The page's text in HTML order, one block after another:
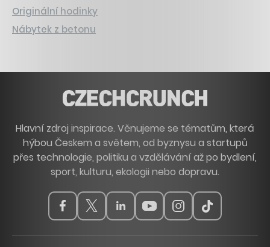
Originální hodinky
Nábytek z betonu
Hlavní zdroj inspirace. Věnujeme se tématům, která
hýbou Českem a světem, od byznysu a startupů
přes technologie, politiku a vzdělávání až po bydlení,
sport, kulturu, ekologii nebo dopravu.